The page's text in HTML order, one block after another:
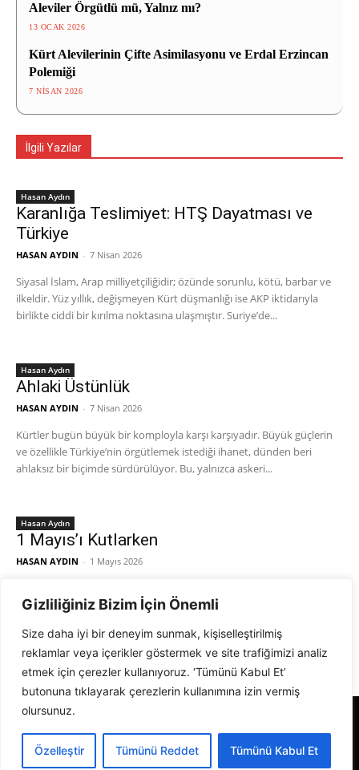
Gizliliğiniz Bizim İçin Önemli
Size daha iyi bir deneyim sunmak, kişiselleştirilmiş
reklamlar veya içerikler göstermek ve site trafiğimizi analiz
etmek için çerezler kullanıyoruz. ‘Tümünü Kabul Et’
butonuna tıklayarak çerezlerin kullanımına izin vermiş
olursunuz.
Özelleştir Tümünü Reddet Tümünü Kabul Et
Aleviler Örgütlü mü, Yalnız mı?
13 OCAK 2026
Kürt Alevilerinin Çifte Asimilasyonu ve Erdal Erzincan
Polemiği
7 NISAN 2026
İlgili Yazılar
Hasan Aydın
Karanlığa Teslimiyet: HTŞ Dayatması ve
Türkiye
HASAN AYDIN - 7 Nisan 2026
Siyasal İslam, Arap milliyetçiliğidir; özünde sorunlu, kötü, barbar ve
ilkeldir. Yüz yıllık, değişmeyen Kürt düşmanlığı ise AKP iktidarıyla
birlikte ciddi bir kırılma noktasına ulaşmıştır. Suriye’de...
Hasan Aydın
Ahlaki Üstünlük
HASAN AYDIN - 7 Nisan 2026
Kürtler bugün büyük bir komployla karşı karşıyadır. Büyük güçlerin
ve özellikle Türkiye’nin örgütlemek istediği ihanet, dünden beri
ahlaksız bir biçimde sürdürülüyor. Bu, yalnızca askeri...
Hasan Aydın
1 Mayıs’ı Kutlarken
HASAN AYDIN - 1 Mayıs 2026
örgüt sorunu da tartışılması gereken bir sorundur. Kuşkusuz 1 Mayıs,
Alevi Gazetesi